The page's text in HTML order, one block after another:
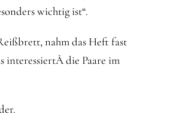
wichtig ist“.
nahm das Heft fast
interessiertÂ die Paare im